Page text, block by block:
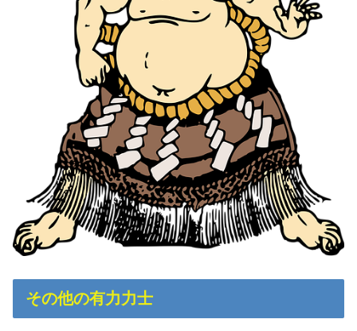
その他の有力力士